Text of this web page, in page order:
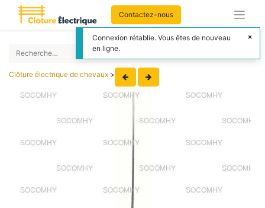
Contactez-nous
Clôture électrique de chevaux >
Connexion rétablie. Vous êtes de nouveau
en ligne.